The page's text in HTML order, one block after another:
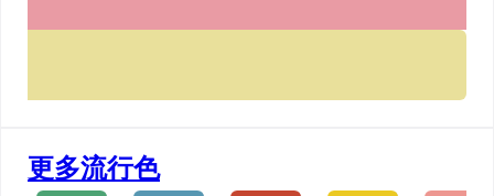
更多流行色